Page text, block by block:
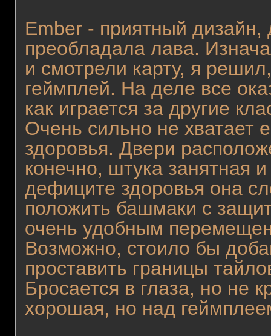
Ember - приятный
преобладала лава.
и смотрели карту, я
геймплей. На деле все
как играется за другие
Очень сильно не хватает
здоровья. Двери
конечно, штука занятная
дефиците здоровья она
положить башмаки с
очень удобным
Возможно, стоило бы
проставить границы
Бросается в глаза, но не
хорошая, но над